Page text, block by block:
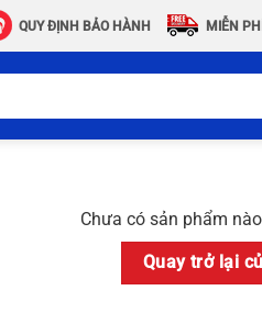
QUY ĐỊNH BẢO HÀNH MIỄN
Chưa có sản phẩm
Quay trở lại